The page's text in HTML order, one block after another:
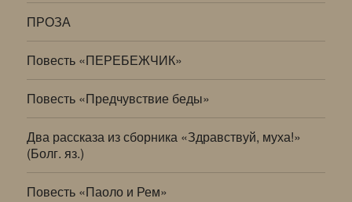
ПРОЗА
Повесть «ПЕРЕБЕЖЧИК»
Повесть «Предчувствие беды»
Два рассказа из сборника «Здравствуй, муха!»
(Болг. яз.)
Повесть «Паоло и Рем»